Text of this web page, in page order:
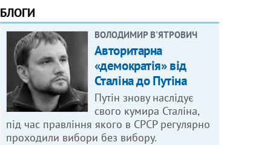
БЛОГИ
ВОЛОДИМИР В'ЯТРОВИЧ
Авторитарна
«демократія» від
Сталіна до Путіна
Путін знову наслідує
свого кумира Сталіна,
під час правління якого в СРСР регулярно
проходили вибори без вибору.